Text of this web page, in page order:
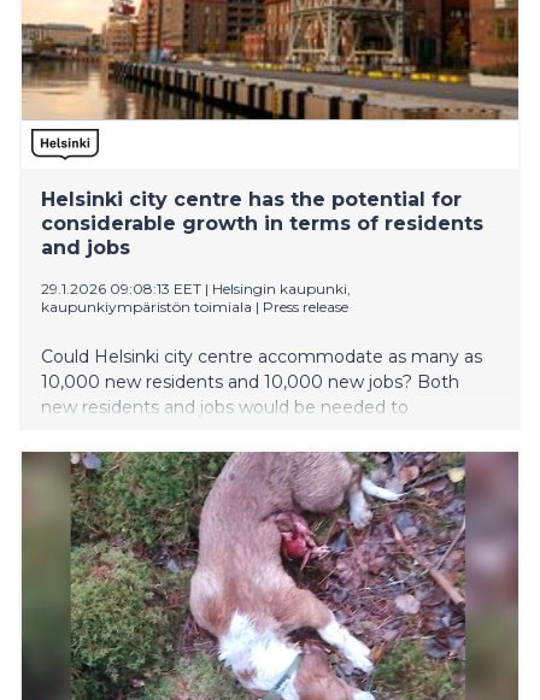
Helsinki city centre has the potential for
considerable growth in terms of residents
and jobs
29.1.2026 09:08:13 EET | Helsingin kaupunki,
kaupunkiympäristön toimiala | Press release
Could Helsinki city centre accommodate as many as
10,000 new residents and 10,000 new jobs? Both
new residents and jobs would be needed to
by the City of Helsinki shows that Helsinki city centre
has the preconditions for growth.